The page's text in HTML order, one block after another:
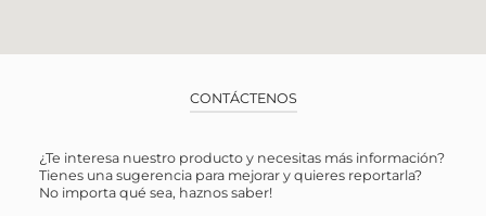
CONTÁCTENOS
¿Te interesa nuestro producto y necesitas más información?
Tienes una sugerencia para mejorar y quieres reportarla?
No importa qué sea, haznos saber!